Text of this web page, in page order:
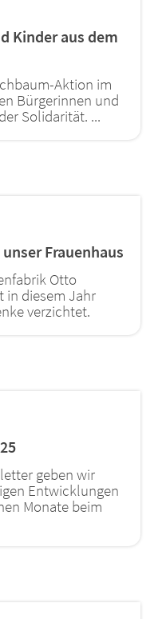
Kinder aus dem
Aktion im
Bürgerinnen und
Solidarität. ...
Frauenhaus
Otto
in diesem Jahr
verzichtet.
geben wir
Entwicklungen
Monate beim